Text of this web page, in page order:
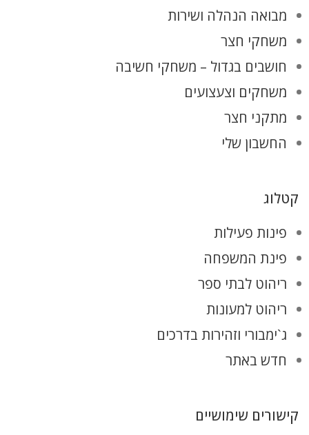
מבואה הנהלה ושירות
משחקי חצר
חושבים בגדול – משחקי חשיבה
משחקים וצעצועים
מתקני חצר
החשבון שלי
קטלוג
פינות פעילות
פינת המשפחה
ריהוט לבתי ספר
ריהוט למעונות
ג`ימבורי וזהירות בדרכים
חדש באתר
קישורים שימושיים